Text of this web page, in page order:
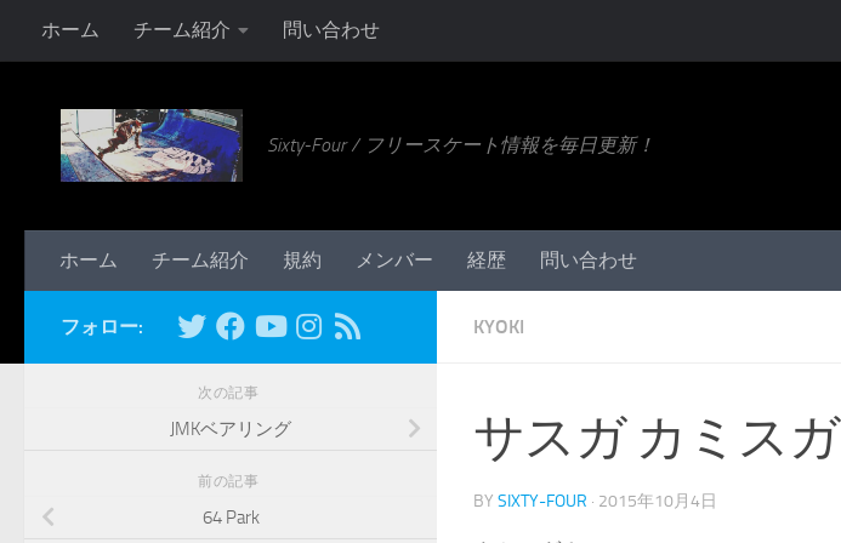
コンテンツへスキップ
ホーム チーム紹介 問い合わせ
Sixty-Four / フリースケート情報を毎日更新！
ホーム チーム紹介 規約 メンバー 経歴 問い合わせ
KYOKI
サスガ カミスガ
BY SIXTY-FOUR · 2015年10月4日
フォロー:
次の記事
JMKベアリング
前の記事
64 Park